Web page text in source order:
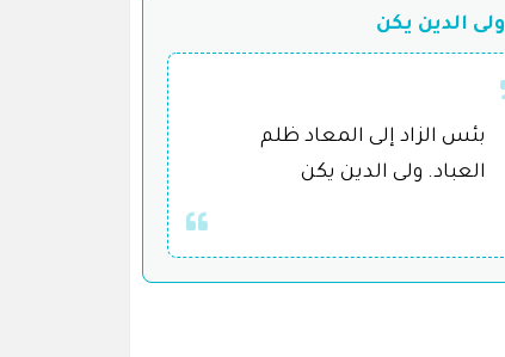
ولى الدين يكن
بئس الزاد إلى المعاد ظلم
العباد. ولى الدين يكن